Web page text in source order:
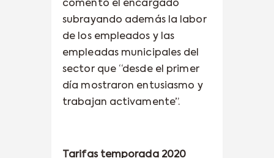
comentó el encargado
subrayando además la labor
de los empleados y las
empleadas municipales del
sector que “desde el primer
día mostraron entusiasmo y
trabajan activamente”.
Tarifas temporada 2020